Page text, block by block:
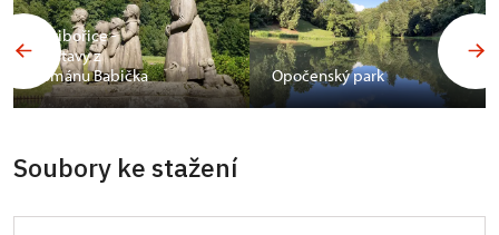
Ratibořice -
postavy z
románu Babička
Opočenský park
Soubory ke stažení